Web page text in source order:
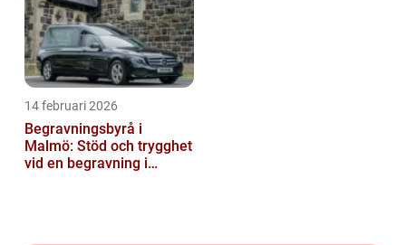
14 februari 2026
Begravningsbyrå i
Malmö: Stöd och trygghet
vid en begravning i